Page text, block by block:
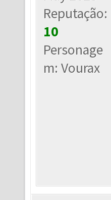
Reputação:
10
Personage
m: Vourax